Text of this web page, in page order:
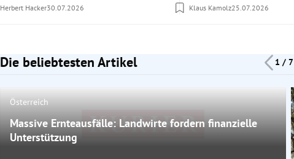
Herbert Hacker30.07.2026 Klaus Kamolz25.07.2026
Die beliebtesten Artikel 1 / 7
Slide 1 von 7
Bild nicht mehr verfügbar
Österreich
Massive Ernteausfälle: Landwirte fordern finanzielle
Unterstützung